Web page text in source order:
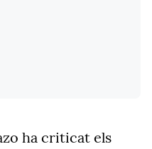
ha criticat els